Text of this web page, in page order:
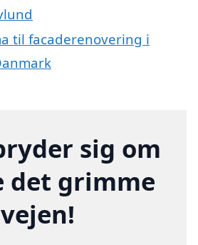
til facaderenovering i
sig om
det grimme